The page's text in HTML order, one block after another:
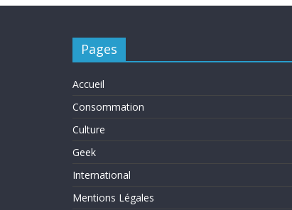
Pages
Accueil
Consommation
Culture
Geek
International
Mentions Légales